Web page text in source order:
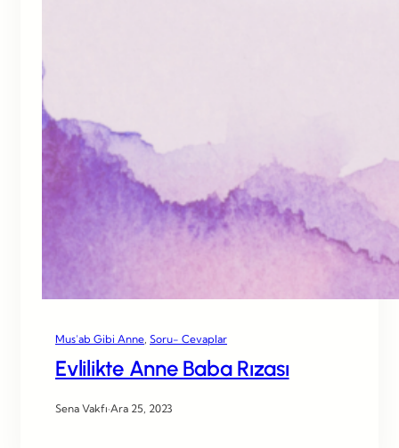
Mus’ab Gibi Anne Soru- Cevaplar
Evlilikte Anne Baba Rızası
Sena Vakfı·Ara 25, 2023